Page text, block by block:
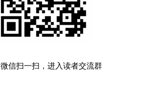
微信扫一扫，进入读者交流群